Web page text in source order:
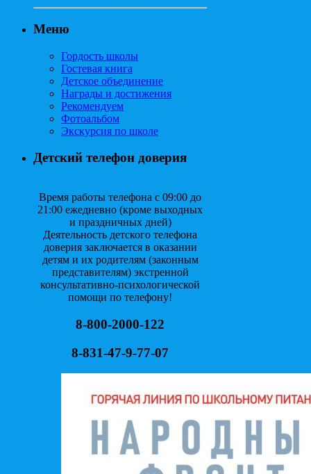
Меню
Гордость школы
Гостевая книга
Детское объединение
Награды и достижения
Рекомендуем
Фотоальбом
Экскурсия по школе
Детский телефон доверия
Время работы телефона с 09:00 до
21:00 ежедневно (кроме выходных
и праздничных дней)
Деятельность детского телефона
доверия заключается в оказании
детям и их родителям (законным
представителям) экстренной
консультативно-психологической
помощи по телефону!
8-800-2000-122
8-831-47-9-77-07